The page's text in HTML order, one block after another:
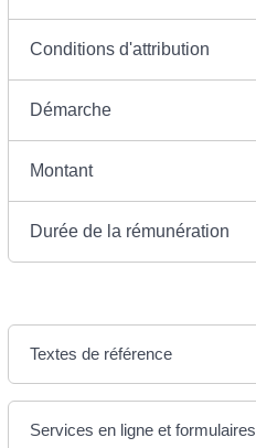
Conditions d'attribution
Démarche
Montant
Durée de la rémunération
Textes de référence
Services en ligne et formulaires